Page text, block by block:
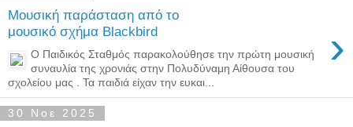
Μουσική παράσταση από το
μουσικό σχήμα Blackbird
›
Ο Παιδικός Σταθμός παρακολούθησε την πρώτη μουσική
συναυλία της χρονιάς στην Πολυδύναμη Αίθουσα του
σχολείου μας . Τα παιδιά είχαν την ευκαι...
30 Νοε 2025